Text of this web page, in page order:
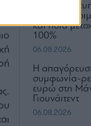
Για ποιον
ποιοι δεν
και ποια
100%
06.08.2026
Η
συμφωνία-
ευρώ στη
Γιουνάιτεντ
06.08.2026